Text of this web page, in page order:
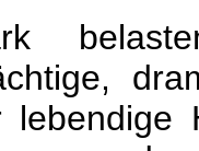
lebendige